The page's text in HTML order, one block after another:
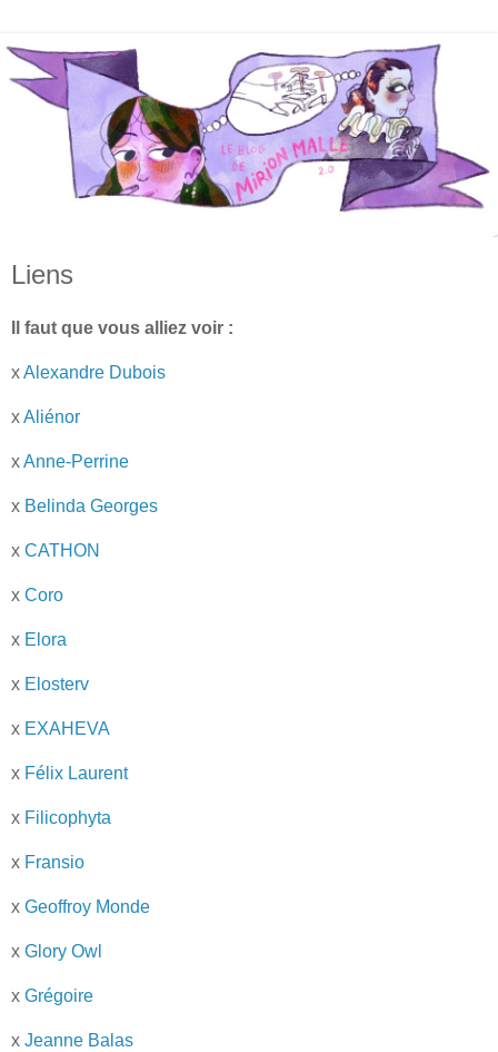
Liens
Il faut que vous alliez voir :
xAlexandre Dubois
xAliénor
xAnne-Perrine
x Belinda Georges
x CATHON
x Coro
x Elora
x Elosterv
x EXAHEVA
x Félix Laurent
x Filicophyta
x Fransio
x Geoffroy Monde
x Glory Owl
x Grégoire
x Jeanne Balas